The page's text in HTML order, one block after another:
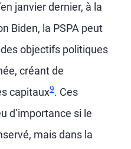
janvier dernier, à la
Biden, la PSPA peut
objectifs politiques
créant de
capitaux9. Ces
d’importance si le
mais dans la